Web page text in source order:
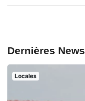
Dernières News
Locales